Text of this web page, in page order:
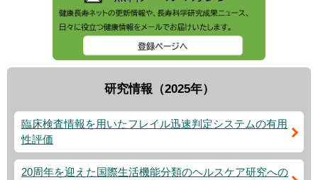
研究情報（2025年）
臨床検査情報を用いたフレイル迅速判定システムの有用
性評価
20周年を迎えた国際生活機能分類のヘルスケア研究への